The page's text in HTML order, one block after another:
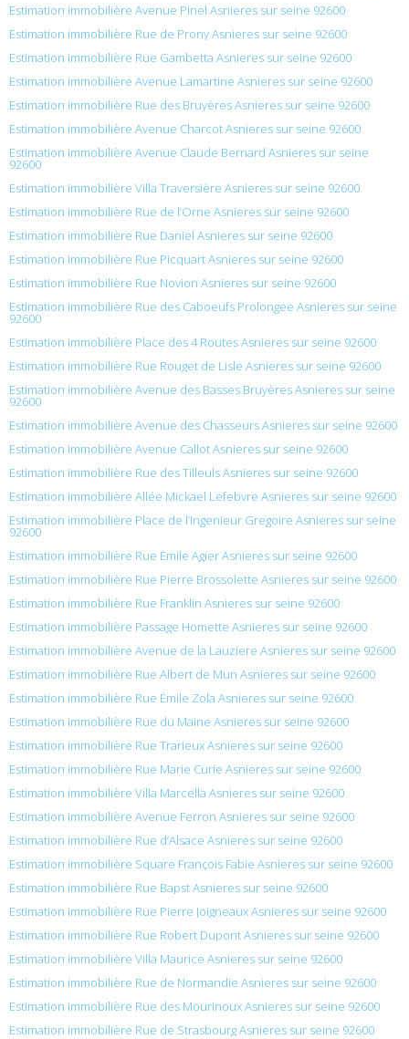
Estimation immobilière Avenue Pinel Asnieres sur seine 92600
Estimation immobilière Rue de Prony Asnieres sur seine 92600
Estimation immobilière Rue Gambetta Asnieres sur seine 92600
Estimation immobilière Avenue Lamartine Asnieres sur seine 92600
Estimation immobilière Rue des Bruyères Asnieres sur seine 92600
Estimation immobilière Avenue Charcot Asnieres sur seine 92600
Estimation immobilière Avenue Claude Bernard Asnieres sur seine
92600
Estimation immobilière Villa Traversière Asnieres sur seine 92600
Estimation immobilière Rue de l’Orne Asnieres sur seine 92600
Estimation immobilière Rue Daniel Asnieres sur seine 92600
Estimation immobilière Rue Picquart Asnieres sur seine 92600
Estimation immobilière Rue Novion Asnieres sur seine 92600
Estimation immobilière Rue des Caboeufs Prolongee Asnieres sur seine
92600
Estimation immobilière Place des 4 Routes Asnieres sur seine 92600
Estimation immobilière Rue Rouget de Lisle Asnieres sur seine 92600
Estimation immobilière Avenue des Basses Bruyères Asnieres sur seine
92600
Estimation immobilière Avenue des Chasseurs Asnieres sur seine 92600
Estimation immobilière Avenue Callot Asnieres sur seine 92600
Estimation immobilière Rue des Tilleuls Asnieres sur seine 92600
Estimation immobilière Allée Mickael Lefebvre Asnieres sur seine 92600
Estimation immobilière Place de l’Ingenieur Gregoire Asnieres sur seine
92600
Estimation immobilière Rue Émile Agier Asnieres sur seine 92600
Estimation immobilière Rue Pierre Brossolette Asnieres sur seine 92600
Estimation immobilière Rue Franklin Asnieres sur seine 92600
Estimation immobilière Passage Homette Asnieres sur seine 92600
Estimation immobilière Avenue de la Lauziere Asnieres sur seine 92600
Estimation immobilière Rue Albert de Mun Asnieres sur seine 92600
Estimation immobilière Rue Émile Zola Asnieres sur seine 92600
Estimation immobilière Rue du Maine Asnieres sur seine 92600
Estimation immobilière Rue Trarieux Asnieres sur seine 92600
Estimation immobilière Rue Marie Curie Asnieres sur seine 92600
Estimation immobilière Villa Marcella Asnieres sur seine 92600
Estimation immobilière Avenue Ferron Asnieres sur seine 92600
Estimation immobilière Rue d’Alsace Asnieres sur seine 92600
Estimation immobilière Square François Fabie Asnieres sur seine 92600
Estimation immobilière Rue Bapst Asnieres sur seine 92600
Estimation immobilière Rue Pierre Joigneaux Asnieres sur seine 92600
Estimation immobilière Rue Robert Dupont Asnieres sur seine 92600
Estimation immobilière Villa Maurice Asnieres sur seine 92600
Estimation immobilière Rue de Normandie Asnieres sur seine 92600
Estimation immobilière Rue des Mourinoux Asnieres sur seine 92600
Estimation immobilière Rue de Strasbourg Asnieres sur seine 92600